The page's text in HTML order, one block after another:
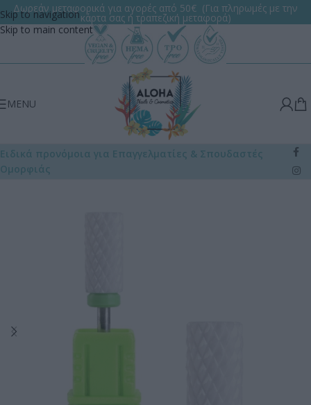
Δωρεάν μεταφορικά για αγορές από 50€ (Για πληρωμές με την
κάρτα σας ή τραπεζική μεταφορά)
Skip to navigation
Skip to main content
MENU
Ειδικά προνόμοια για Επαγγελματίες & Σπουδαστές
Ομορφιάς